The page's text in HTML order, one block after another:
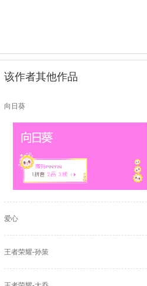
该作者其他作品
向日葵
爱心
王者荣耀-孙策